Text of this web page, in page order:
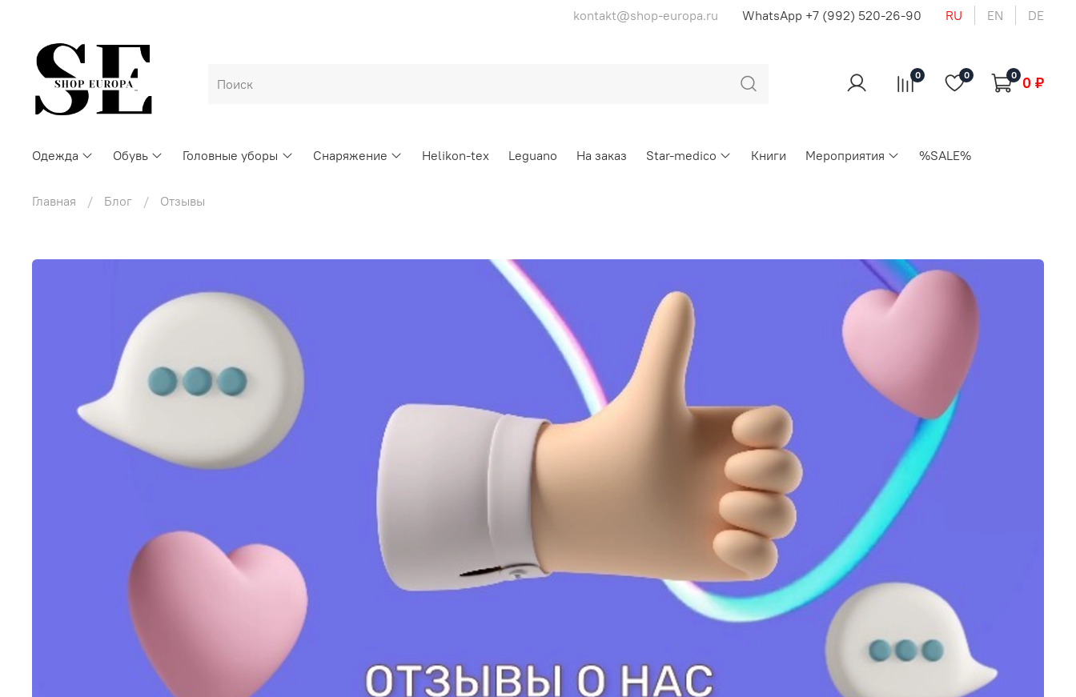
kontakt@shop-europa.ru WhatsApp +7 (992) 520-26-90 RU EN DE
0 0 0 0 ₽
Одежда Обувь Головные уборы Снаряжение Helikon-tex Leguano На заказ Star-medico Книги Мероприятия %SALE%
Главная Блог Отзывы